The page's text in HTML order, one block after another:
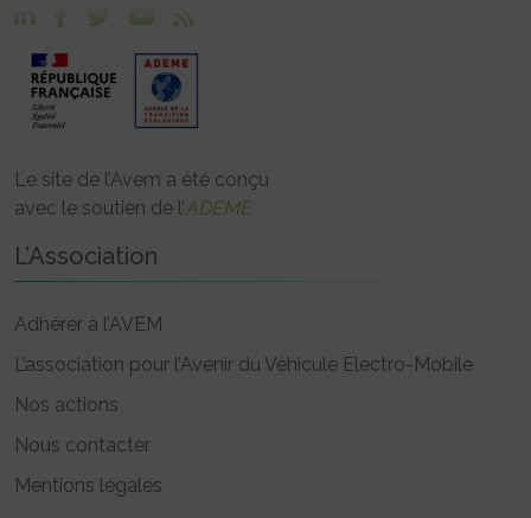
Le site de l’Avem a été conçu
avec le soutien de l’ADEME
L’Association
Adhérer à l’AVEM
L’association pour l’Avenir du Véhicule Electro-Mobile
Nos actions
Nous contacter
Mentions légales